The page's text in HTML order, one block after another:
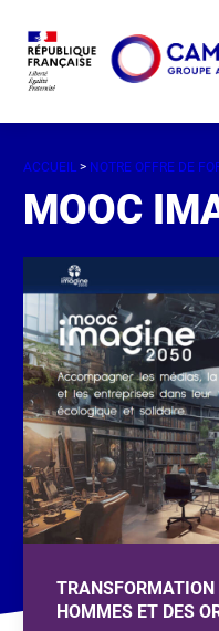
ACCUEIL > NOTRE OFFRE DE
MOOC
TRANSFORMATION
HOMMES ET DES